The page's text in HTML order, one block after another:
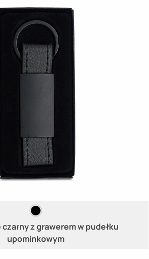
z grawerem w pudełku
upominkowym